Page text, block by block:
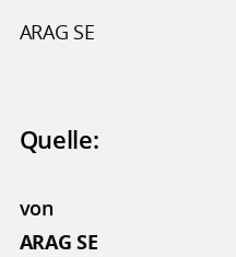
ARAG SE
Quelle:
von
ARAG SE